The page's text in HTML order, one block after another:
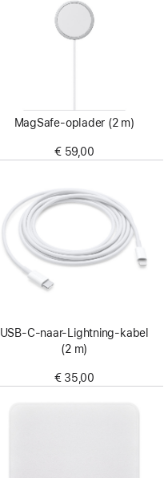
MagSafe-oplader (2 m)
€ 59,00
USB‑C-naar-Lightning-kabel
(2 m)
€ 35,00